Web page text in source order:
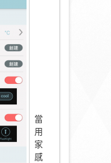
當
用
家
感